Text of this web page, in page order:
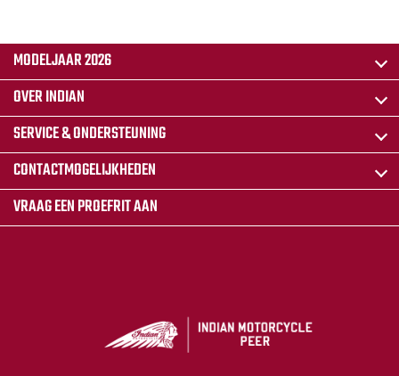
MODELJAAR 2026
OVER INDIAN
SERVICE & ONDERSTEUNING
CONTACTMOGELIJKHEDEN
VRAAG EEN PROEFRIT AAN